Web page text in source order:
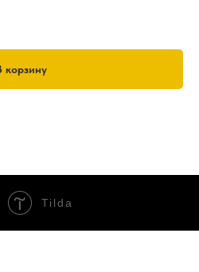
корзину
Tilda